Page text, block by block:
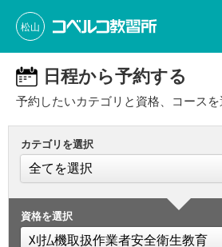
松山
日程から予約する
予約したいカテゴリと資格、コースを
カテゴリを選択
資格を選択